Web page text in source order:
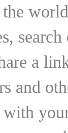
a
and
with